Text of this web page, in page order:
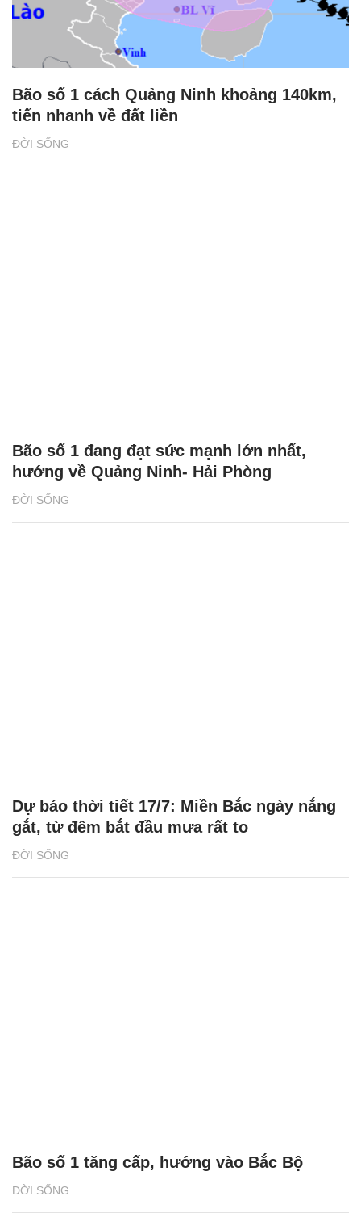
ĐỜI SỐNG
Bão số 1 cách Quảng Ninh khoảng 140km,
tiến nhanh về đất liền
ĐỜI SỐNG
Bão số 1 đang đạt sức mạnh lớn nhất,
hướng về Quảng Ninh- Hải Phòng
ĐỜI SỐNG
Dự báo thời tiết 17/7: Miền Bắc ngày nắng
gắt, từ đêm bắt đầu mưa rất to
ĐỜI SỐNG
Bão số 1 tăng cấp, hướng vào Bắc Bộ